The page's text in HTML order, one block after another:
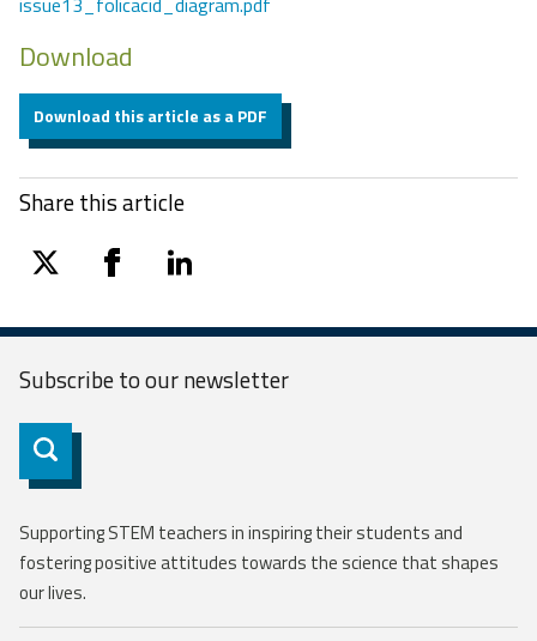
Download
Download this article as a PDF
Share this article
twitter facebooklinkedin
Subscribe to ournewsletter
Subscribe
Supporting STEM teachers in inspiring their students and
fostering positive attitudes towards the science that shapes
our lives.